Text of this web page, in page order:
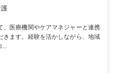
、医療機関やケアマネジャーと連携
きます。経験を活かしながら、地域
...